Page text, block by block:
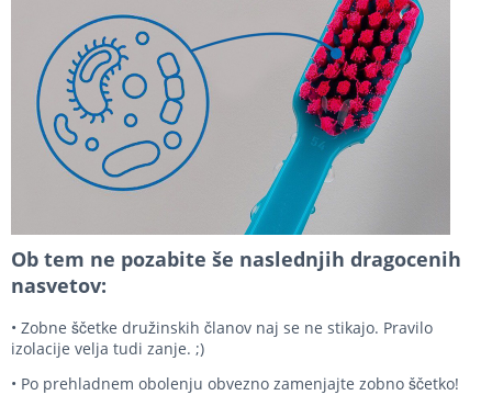
Ob tem ne pozabite še naslednjih dragocenih
nasvetov:
• Zobne ščetke družinskih članov naj se ne stikajo. Pravilo
izolacije velja tudi zanje. ;)
• Po prehladnem obolenju obvezno zamenjajte zobno ščetko!